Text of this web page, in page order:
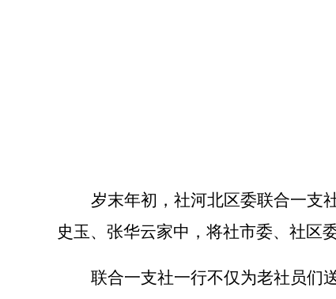
岁末年初 ， 社河北区委联合一支
史玉、张华云家中 ， 将社市委、社区
联合一支社一行不仅为老社员们